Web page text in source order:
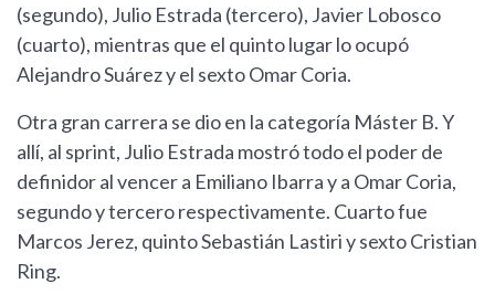
(segundo), Julio Estrada (tercero), Javier Lobosco
(cuarto), mientras que el quinto lugar lo ocupó
Alejandro Suárez y el sexto Omar Coria.
Otra gran carrera se dio en la categoría Máster B. Y
allí, al sprint, Julio Estrada mostró todo el poder de
definidor al vencer a Emiliano Ibarra y a Omar Coria,
segundo y tercero respectivamente. Cuarto fue
Marcos Jerez, quinto Sebastián Lastiri y sexto Cristian
Ring.